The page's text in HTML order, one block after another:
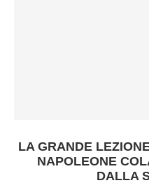
LA GRANDE
NAPOLEONE
DALLA